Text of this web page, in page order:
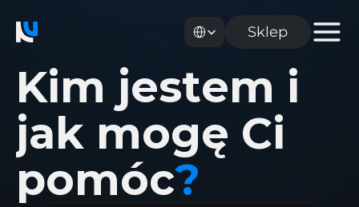
Kim jestem i
jak mogę Ci
pomóc?
Sklep